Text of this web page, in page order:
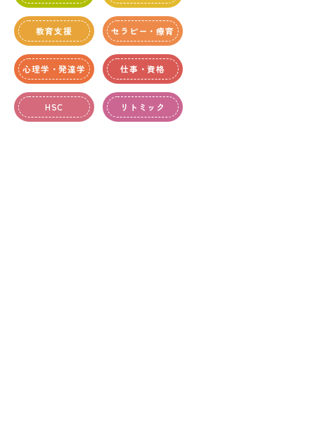
教育支援 セラピー・療育
心理学・発達学 仕事・資格
HSC リトミック